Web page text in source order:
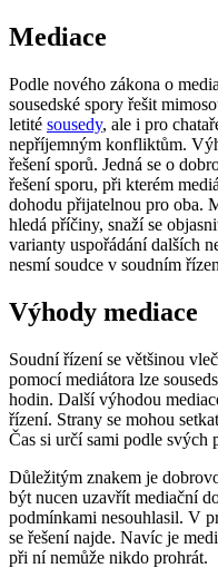
Mediace
Podle nového zákona o
sousedské spory řešit
letité sousedy, ale i pro
nepříjemným konfliktům.
řešení sporů. Jedná se o
řešení sporu, při kterém
dohodu přijatelnou pro oba.
hledá příčiny, snaží se
varianty uspořádání dalších
nesmí soudce v soudním
Výhody mediace
Soudní řízení se většinou
pomocí mediátora lze
hodin. Další výhodou
řízení. Strany se mohou
Čas si určí sami podle svých
Důležitým znakem je
být nucen uzavřít mediační
podmínkami nesouhlasil. V
se řešení najde. Navíc je
při ní nemůže nikdo prohrát.